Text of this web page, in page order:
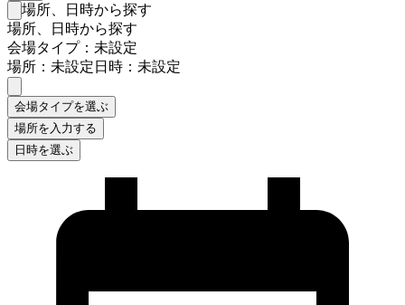
検索フォームを閉じる
場所、日時から探す
場所、日時から探す
会場タイプ：未設定
場所：未設定日時：未設定
会場タイプを選ぶ
場所を入力する
日時を選ぶ